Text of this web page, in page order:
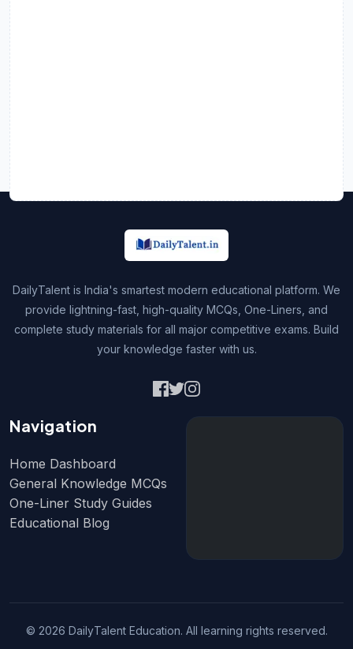
DailyTalent is India's smartest modern educational platform. We
provide lightning-fast, high-quality MCQs, One-Liners, and
complete study materials for all major competitive exams. Build
your knowledge faster with us.
Navigation
Home Dashboard
General Knowledge MCQs
One-Liner Study Guides
Educational Blog
© 2026 DailyTalent Education. All learning rights reserved.